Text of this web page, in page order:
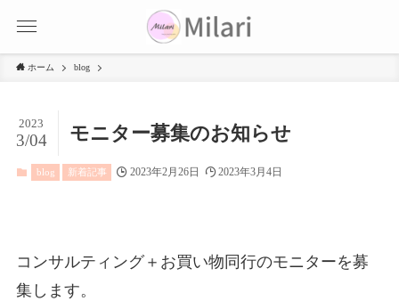
ホーム blog
モニター募集のお知らせ
2023
3/04
blog 新着記事 2023年2月26日 2023年3月4日
コンサルティング＋お買い物同行のモニターを募
集します。